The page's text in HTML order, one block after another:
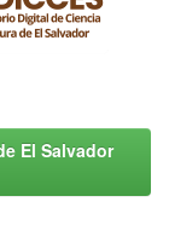
El Salvador